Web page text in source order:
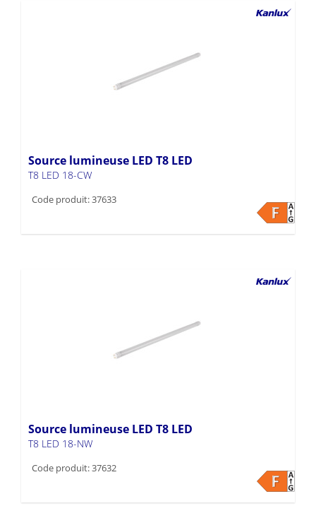
Source lumineuse LED T8 LED
T8 LED 18-CW
Code produit: 37633
Source lumineuse LED T8 LED
T8 LED 18-NW
Code produit: 37632